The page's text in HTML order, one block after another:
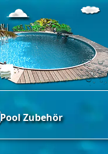
Pool Zubehör